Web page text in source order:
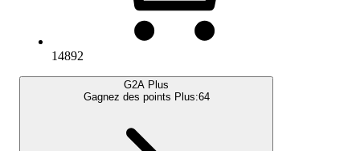
14892
G2A Plus
Gagnez des points Plus:64